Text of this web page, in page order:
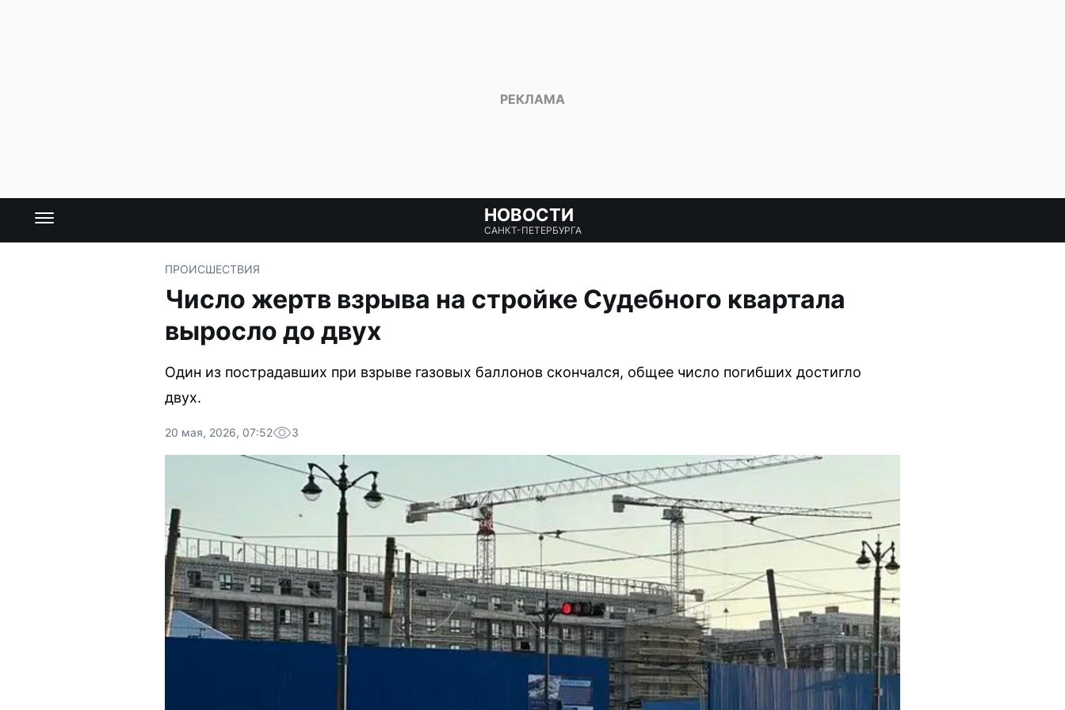
НОВОСТИ
САНКТ-ПЕТЕРБУРГА
ПРОИСШЕСТВИЯ
Число жертв взрыва на стройке Судебного квартала
выросло до двух
Один из пострадавших при взрыве газовых баллонов скончался, общее число погибших достигло
двух.
20 мая, 2026, 07:52 3